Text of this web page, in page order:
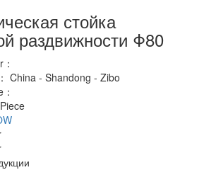
стойка
раздвижности Φ80
China - Shandong - Zibo
Piece